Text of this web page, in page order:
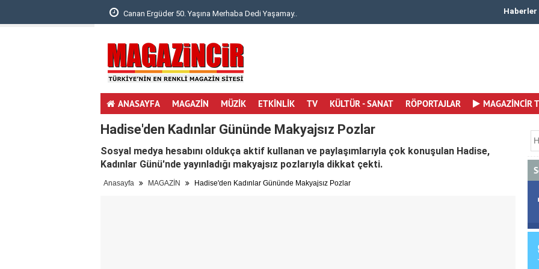
Ergüder 50. Yaşına Merhaba Dedi Yaşamay.. Damla Sönmez ve İlkay Akıncı Çiftinden Nikah .. Manifest Grubu Daha 17 Dizisini
Haberler
ANASAYFA MAGAZİN MÜZİK ETKİNLİK TV KÜLTÜR - SANAT RÖPORTAJLAR MAGAZİNCİR
Hadise'den Kadınlar Gününde Makyajsız Pozlar
Sosyal medya hesabını oldukça aktif kullanan ve paylaşımlarıyla çok konuşulan Hadise,
Kadınlar Günü'nde yayınladığı makyajsız pozlarıyla dikkat çekti.
Anasayfa MAGAZİN Hadise'den Kadınlar Gününde Makyajsız Pozlar